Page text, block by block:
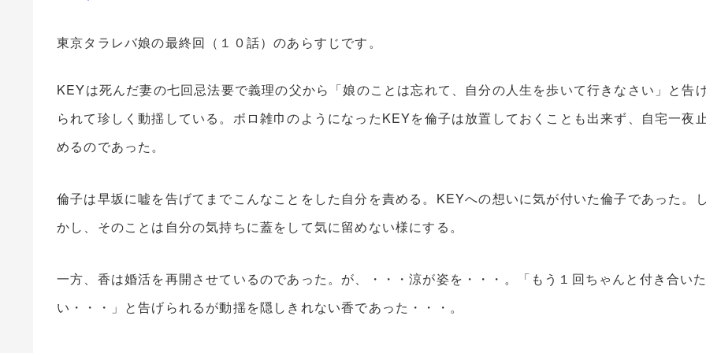
東京タラレバ娘の最終回（１０話）のあらすじです。
KEYは死んだ妻の七回忌法要で義理の父から「娘のことは忘れて、自分の人生を歩いて行きなさい」と告
られて珍しく動揺している。ボロ雑巾のようになったKEYを倫子は放置しておくことも出来ず、自宅一夜
めるのであった。
倫子は早坂に嘘を告げてまでこんなことをした自分を責める。KEYへの想いに気が付いた倫子であった。し
かし、そのことは自分の気持ちに蓋をして気に留めない様にする。
一方、香は婚活を再開させているのであった。が、・・・涼が姿を・・・。「もう１回ちゃんと付き合いた
い・・・」と告げられるが動揺を隠しきれない香であった・・・。